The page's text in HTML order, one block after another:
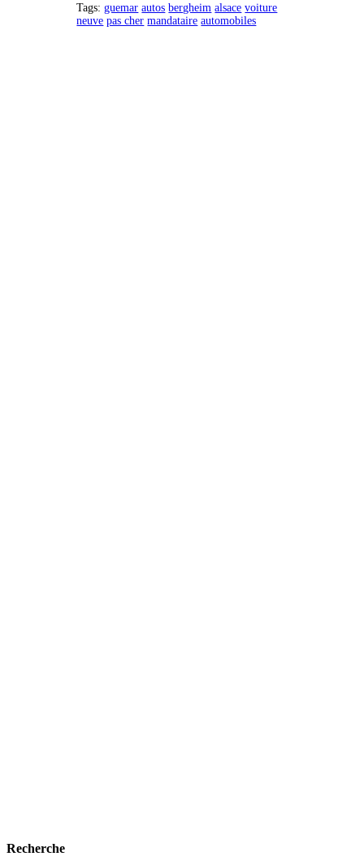
Tags:guemar autos bergheim alsace voiture
neuve pas cher mandataire automobiles
Recherche